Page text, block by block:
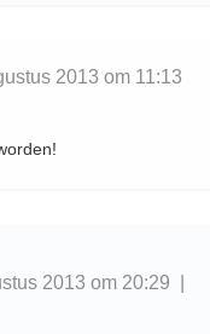
2013 om 11:13
2013 om 20:29 |